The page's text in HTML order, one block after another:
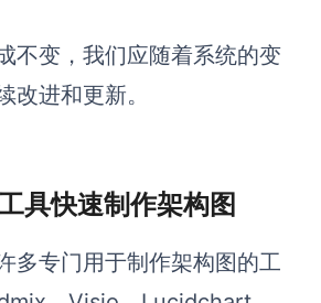
不变，我们应随着系统的变
改进和更新。
具快速制作架构图
多专门用于制作架构图的工